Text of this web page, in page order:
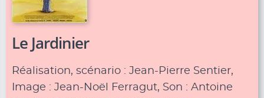
Le Jardinier
Réalisation, scénario : Jean-Pierre Sentier,
Image : Jean-Noël Ferragut, Son : Antoine